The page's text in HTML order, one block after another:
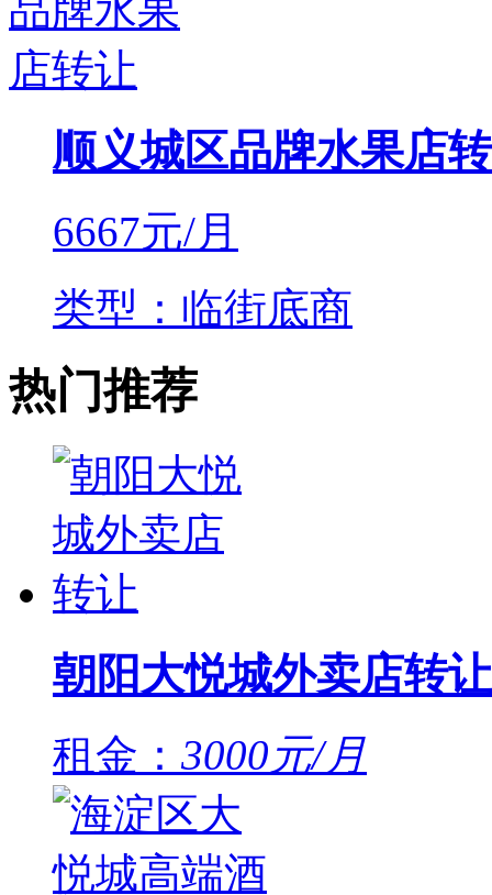
顺义城区品牌水果店
6667元/月
类型：临街底商
热门推荐
朝阳大悦城外卖店转让
租金： 3000元/月